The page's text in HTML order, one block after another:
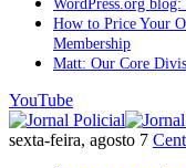
WordPress.org blog:
How to Price Your
Membership
Matt: Our Core
YouTube
sexta-feira, agosto 7